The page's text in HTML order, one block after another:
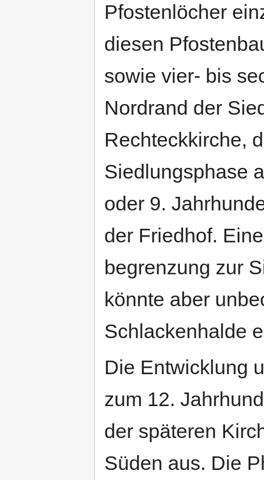
Pfostenlöcher
diesen
sowie vier- bis
Nordrand der
Rechteckkirche,
Siedlungsphase
oder 9.
der Friedhof.
begrenzung zur
könnte aber
Schlackenhalde
Die Entwicklung
zum 12.
der späteren
Süden aus. Die